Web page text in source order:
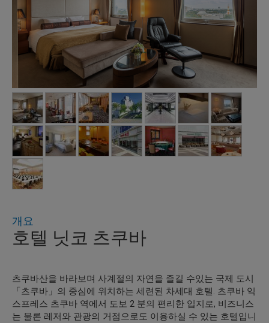
HOTEL EXTERIOR
MAIN LOBBY
JUNIOR CORNER SUITE
（MAIN BLDG. ）
DELUXE TWIN （MAIN
BLDG.）
JUNIOR CORNER SUITE
（ANNEX BLDG.）
SANSUITEI BETTEI
PRIVATE ROOM
TOH-LEE
TOH-LEE PRIVATE ROOM
SERENA
BANQUET HALL [
SUBARU ]
BANQUET HALL [
JUPITER ]
개요
호텔 닛코 츠쿠바
츠쿠바산을 바라보며 사계절의 자연을 즐길 수있는 국제 도시
「츠쿠바」의 중심에 위치하는 세련된 차세대 호텔. 츠쿠바 익
스프레스 츠쿠바 역에서 도보 2 분의 편리한 입지로, 비즈니스
는 물론 레저와 관광의 거점으로도 이용하실 수 있는 호텔입니